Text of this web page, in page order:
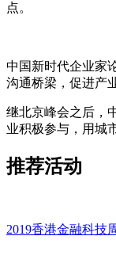
点。
中国新时代企业家
沟通桥梁，促进产
继北京峰会之后，
业积极参与，用城
推荐活动
2019香港金融科技